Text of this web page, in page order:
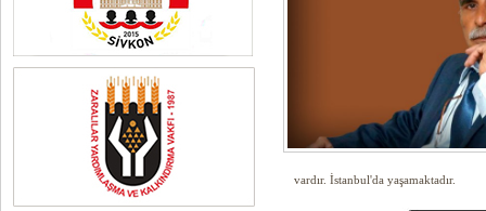
vardır. İstanbul'da yaşamaktadır.